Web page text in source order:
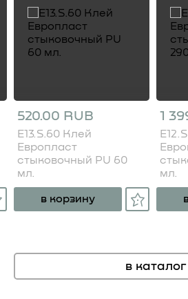
520.00 RUB
E13.S.60 Клей
Европласт
стыковочный PU 60
мл.
в корзину
1
мл.
в каталог